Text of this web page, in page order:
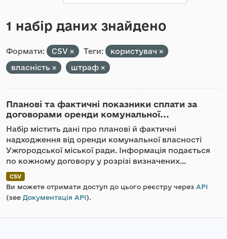
1 набір даних знайдено
Формати: CSV Теги:
користувач
власність
штраф
Планові та фактичні показники сплати за
договорами оренди комунальної...
Набір містить дані про планові й фактичні
надходження від оренди комунальної власності
Ужгородської міської ради. Інформація подається
по кожному договору у розрізі визначених...
CSV
Ви можете отримати доступ до цього реєстру через API
(see Документація API).